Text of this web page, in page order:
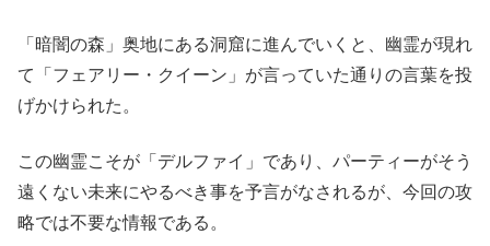
「暗闇の森」奥地にある洞窟に進んでいくと、幽霊が現れ
て「フェアリー・クイーン」が言っていた通りの言葉を投
げかけられた。
この幽霊こそが「デルファイ」であり、パーティーがそう
遠くない未来にやるべき事を予言がなされるが、今回の攻
略では不要な情報である。